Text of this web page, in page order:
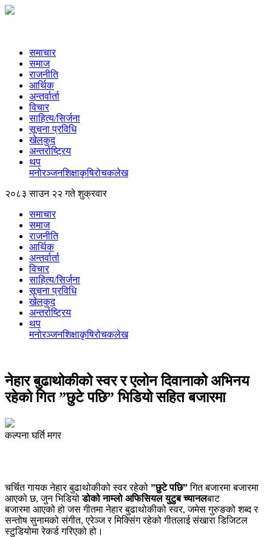
समाचार
समाज
राजनीति
आर्थिक
अन्तर्वार्ता
विचार
साहित्य/सिर्जना
सूचना प्रविधि
खेलकुद
अन्तर्राष्ट्रिय
थप
मनोरञ्‍जनशिक्षाकृषिरोचकलेख
२०८३ साउन २२ गते शुक्रवार
समाचार
समाज
राजनीति
आर्थिक
अन्तर्वार्ता
विचार
साहित्य/सिर्जना
सूचना प्रविधि
खेलकुद
अन्तर्राष्ट्रिय
थप
मनोरञ्‍जनशिक्षाकृषिरोचकलेख
नेहार बुढाथोकीको स्वर र एलोन दिवानाको अभिनय
रहेको गित ”छुटे पछि” भिडियो सहित बजारमा
कल्पना घर्ति मगर
चर्चित गायक नेहार बुढाथोकीको स्वर रहेको ”छुटे पछि”गित बजारमा बजारमा
आएको छ, जुन भिडियोडोको नाम्लो अफिसियल युटुब च्यानलबाट
बजारमा आएको हो जस गीतमा नेहार बुढाथोकीको स्वर, जमेस गुरुङको शब्द र
सन्तोष सुनामको संगीत, एरेञ्ज र मिक्सिंग रहेको गीतलाई संखारा डिजिटल
स्टुडियोमा रेकर्ड गरिएको हो।